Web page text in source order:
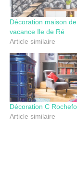
Décoration maison de
vacance Ile de Ré
Article similaire
Décoration C
Article similaire